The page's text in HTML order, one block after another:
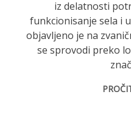
iz delatnosti
funkcionisanje sela i
objavljeno je na
se sprovodi preko